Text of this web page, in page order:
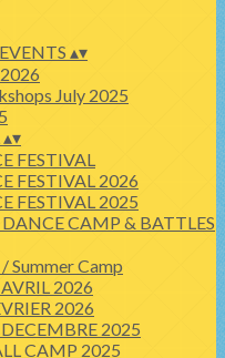
▴▾
July 2025
▴▾
FESTIVAL
FESTIVAL 2026
FESTIVAL 2025
CAMP & BATTLES
Summer Camp
2026
2026
2025
CAMP 2025